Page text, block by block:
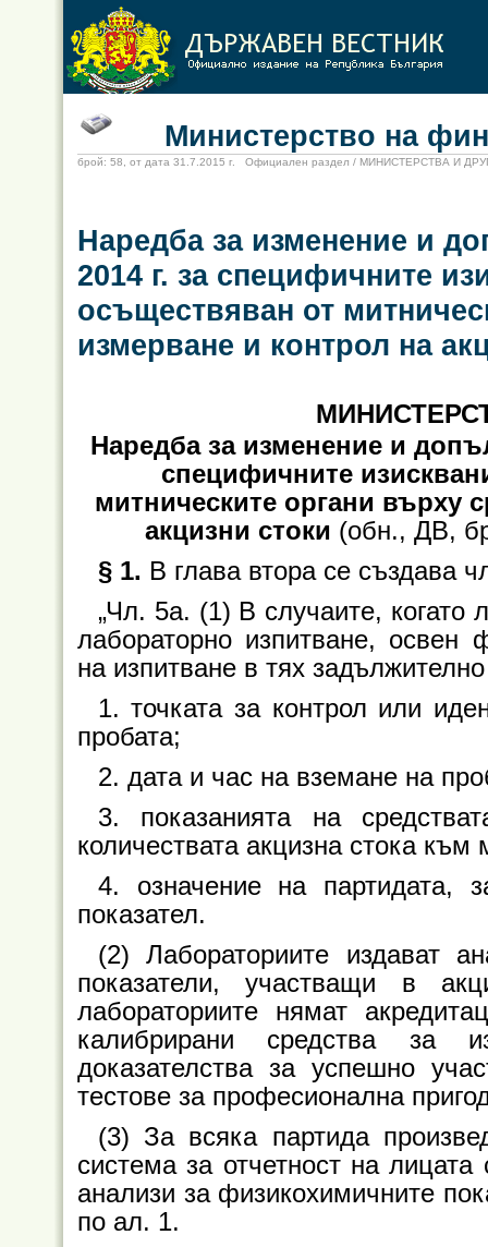
Министерство на
брой: 58, от дата 31.7.2015 г. Официален раздел / МИНИСТЕРСТВА И
Наредба за изменение и
2014 г. за специфичните
осъществяван от
измерване и контрол на
Наредба за изменение и
специфичните
митническите органи върху
акцизни стоки (обн., ДВ,
§ 1. В глава втора се създава
„Чл. 5а. (1) В случаите, когато
лабораторно изпитване, освен
на изпитване в тях
1. точката за контрол или
пробата;
2. дата и час на вземане на
3. показанията на
количествата акцизна стока
4. означение на партидата,
показател.
(2) Лабораториите издават
показатели, участващи в
лабораториите нямат
калибрирани средства за
доказателства за успешно
тестове за професионална
(3) За всяка партида
система за отчетност на
анализи за физикохимичните
по ал. 1.